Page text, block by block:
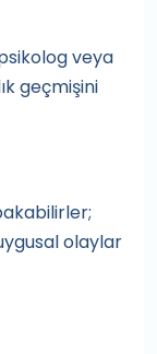
veya
geçmişini
olaylar